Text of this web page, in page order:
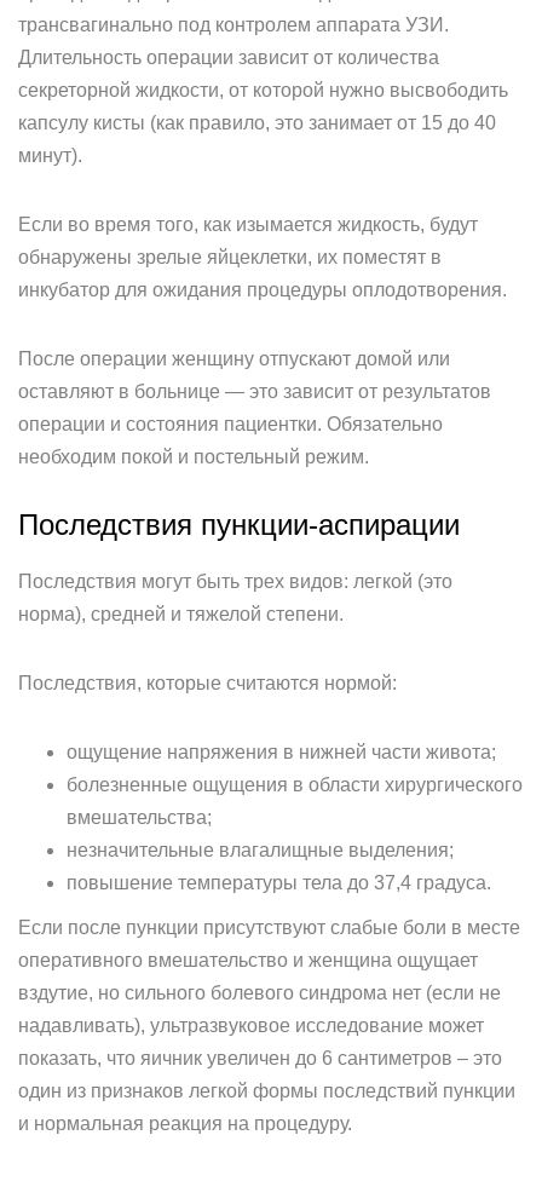
трансвагинально под контролем аппарата УЗИ.
Длительность операции зависит от количества
секреторной жидкости, от которой нужно высвободить
капсулу кисты (как правило, это занимает от 15 до 40
минут).
Если во время того, как изымается жидкость, будут
обнаружены зрелые яйцеклетки, их поместят в
инкубатор для ожидания процедуры оплодотворения.
После операции женщину отпускают домой или
оставляют в больнице — это зависит от результатов
операции и состояния пациентки. Обязательно
необходим покой и постельный режим.
Последствия пункции-аспирации
Последствия могут быть трех видов: легкой (это
норма), средней и тяжелой степени.
Последствия, которые считаются нормой:
ощущение напряжения в нижней части живота;
болезненные ощущения в области хирургического
вмешательства;
незначительные влагалищные выделения;
повышение температуры тела до 37,4 градуса.
Если после пункции присутствуют слабые боли в месте
оперативного вмешательство и женщина ощущает
вздутие, но сильного болевого синдрома нет (если не
надавливать), ультразвуковое исследование может
показать, что яичник увеличен до 6 сантиметров – это
один из признаков легкой формы последствий пункции
и нормальная реакция на процедуру.